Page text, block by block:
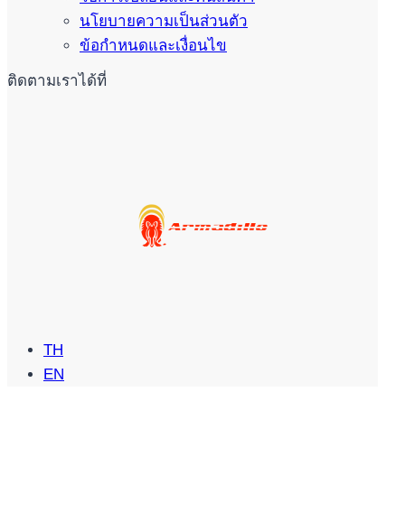
นโยบายความเป็นส่วนตัว
ข้อกำหนดและเงื่อนไข
ติดตามเราได้ที่
TH
EN